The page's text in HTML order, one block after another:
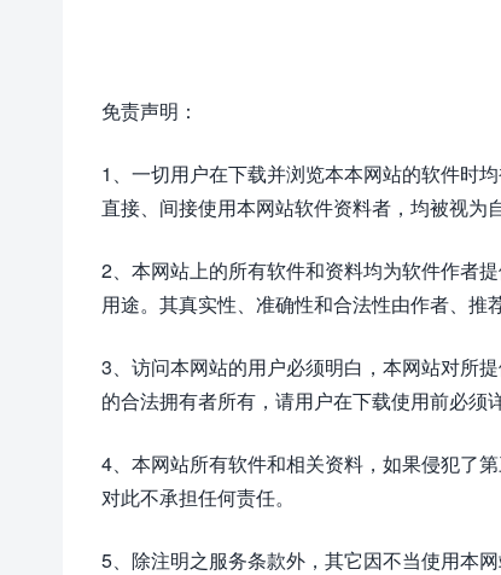
免责声明：
1、一切用户在下载并浏览本本网站的软件时
直接、间接使用本网站软件资料者，均被视为
2、本网站上的所有软件和资料均为软件作者
用途。其真实性、准确性和合法性由作者、推
3、访问本网站的用户必须明白，本网站对所
的合法拥有者所有，请用户在下载使用前必须
4、本网站所有软件和相关资料，如果侵犯了
对此不承担任何责任。
5、除注明之服务条款外，其它因不当使用本